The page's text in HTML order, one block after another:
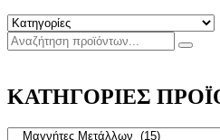
ΚΑΤΗΓΟΡΙΕΣ